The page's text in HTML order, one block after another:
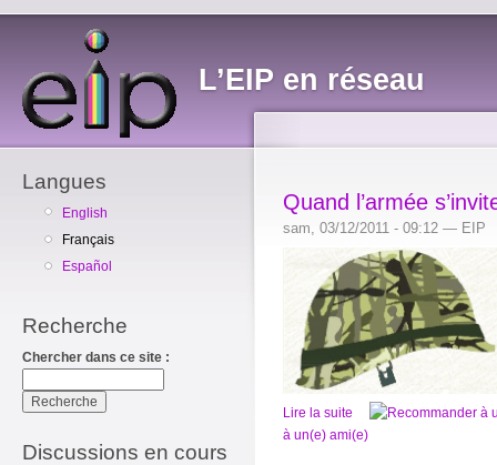
L’EIP en réseau
Langues
English
Français
Español
Recherche
Chercher dans ce site :
Discussions en cours
Quand l’armée
sam, 03/12/2011 - 09:12 — EIP
Lire la suite
à un(e) ami(e)